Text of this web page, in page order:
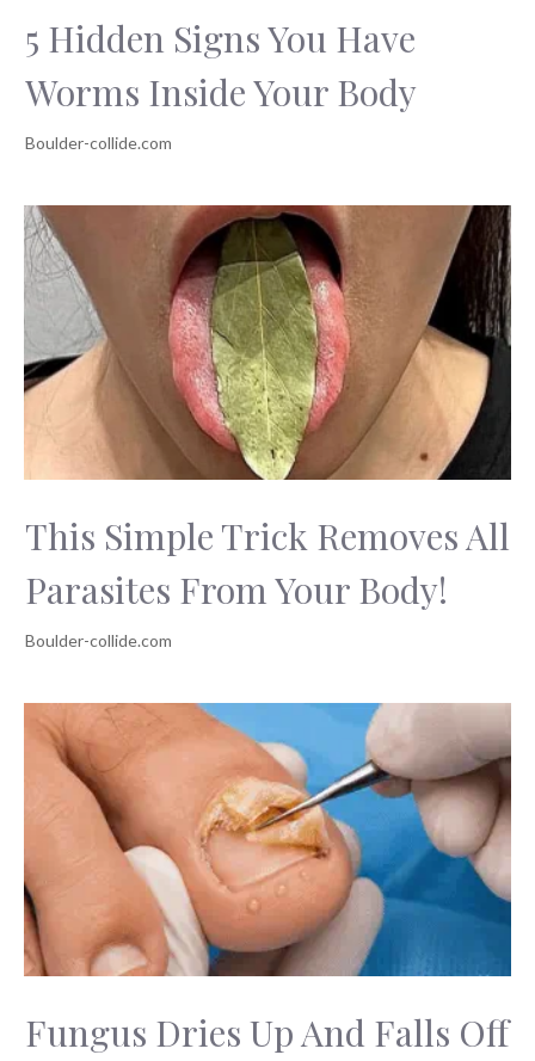
5 Hidden Signs You Have
Worms Inside Your Body
This Simple Trick Removes All
Parasites From Your Body!
Fungus Dries Up And Falls Off